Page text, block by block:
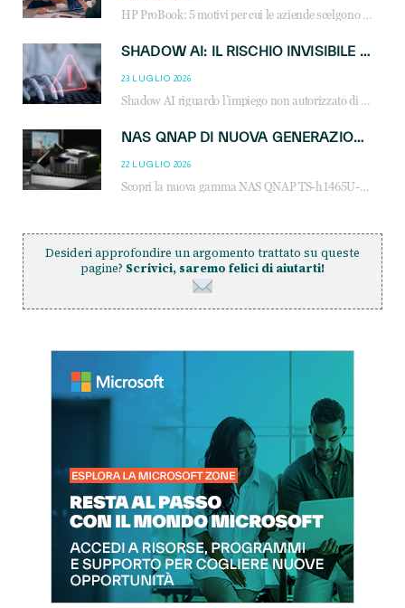
HP ProBook: 5 motivi per cui le aziende scelgono i notebook business HP per migliorare produttività, sicurezza e gestione dell’AI.
SHADOW AI: IL RISCHIO INVISIBILE CHE LE AZIENDE POSSONO GOVERNARE
23 LUGLIO 2026
Shadow AI riguardo l’impiego non autorizzato di sistemi AI all’interno dell’azienda. E’ una pratica che si diffonde a partire dai dipendenti fino ai dirigenti e mette a repentaglio la cybersecurity, con costi più elevati per le organizzazioni. Due recenti report illustrano il fenomeno e forniscono dati in merito
NAS QNAP DI NUOVA GENERAZIONE: PIÙ PRESTAZIONI, SCALABILITÀ E PROTEZIONE DEI DATI PER LE INFRASTRUTTURE IT MODERNE
22 LUGLIO 2026
Scopri la nuova gamma NAS QNAP TS-h1465U-RP, TS-h1065eU e TS-h665U: storage aziendale con ZFS, DDR5, E1.S NVMe e connettività 2.5GbE per backup, virtualizzazione e cybersecurity.
Desideri approfondire un argomento trattato su queste
pagine? Scrivici, saremo felici di aiutarti!